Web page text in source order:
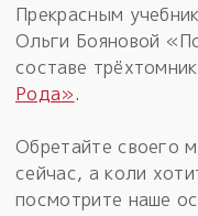
Прекрасным
Ольги Бояновой
составе
Рода».
Обретайте своего
сейчас, а коли
посмотрите наше